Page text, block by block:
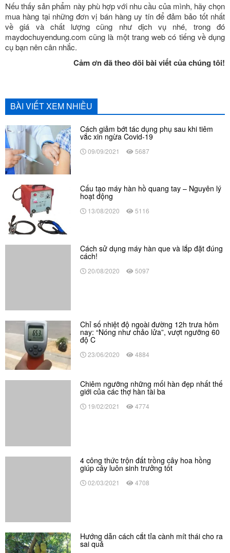
Nếu thấy sản phẩm này phù hợp với nhu cầu của mình, hãy chọn
mua hàng tại những đơn vị bán hàng uy tín để đảm bảo tốt nhất
về giá và chất lượng cũng như dịch vụ nhé, trong đó
maydochuyendung.com cũng là một trang web có tiếng về dụng
cụ bạn nên cân nhắc.
Cảm ơn đã theo dõi bài viết của chúng tôi!
BÀI VIẾT XEM NHIỀU
Cách giảm bớt tác dụng phụ sau khi tiêm
vắc xin ngừa Covid-19
09/09/2021 5687
Cấu tạo máy hàn hồ quang tay – Nguyên lý
hoạt động
13/08/2020 5116
Cách sử dụng máy hàn que và lắp đặt đúng
cách!
20/08/2020 5097
độ C
23/06/2020 4884
19/02/2021 4774
Hướng dẫn cách cắt tỉa cành mít thái cho ra
Cách cắt tỉa cành mít giúp cây sinh trưởng